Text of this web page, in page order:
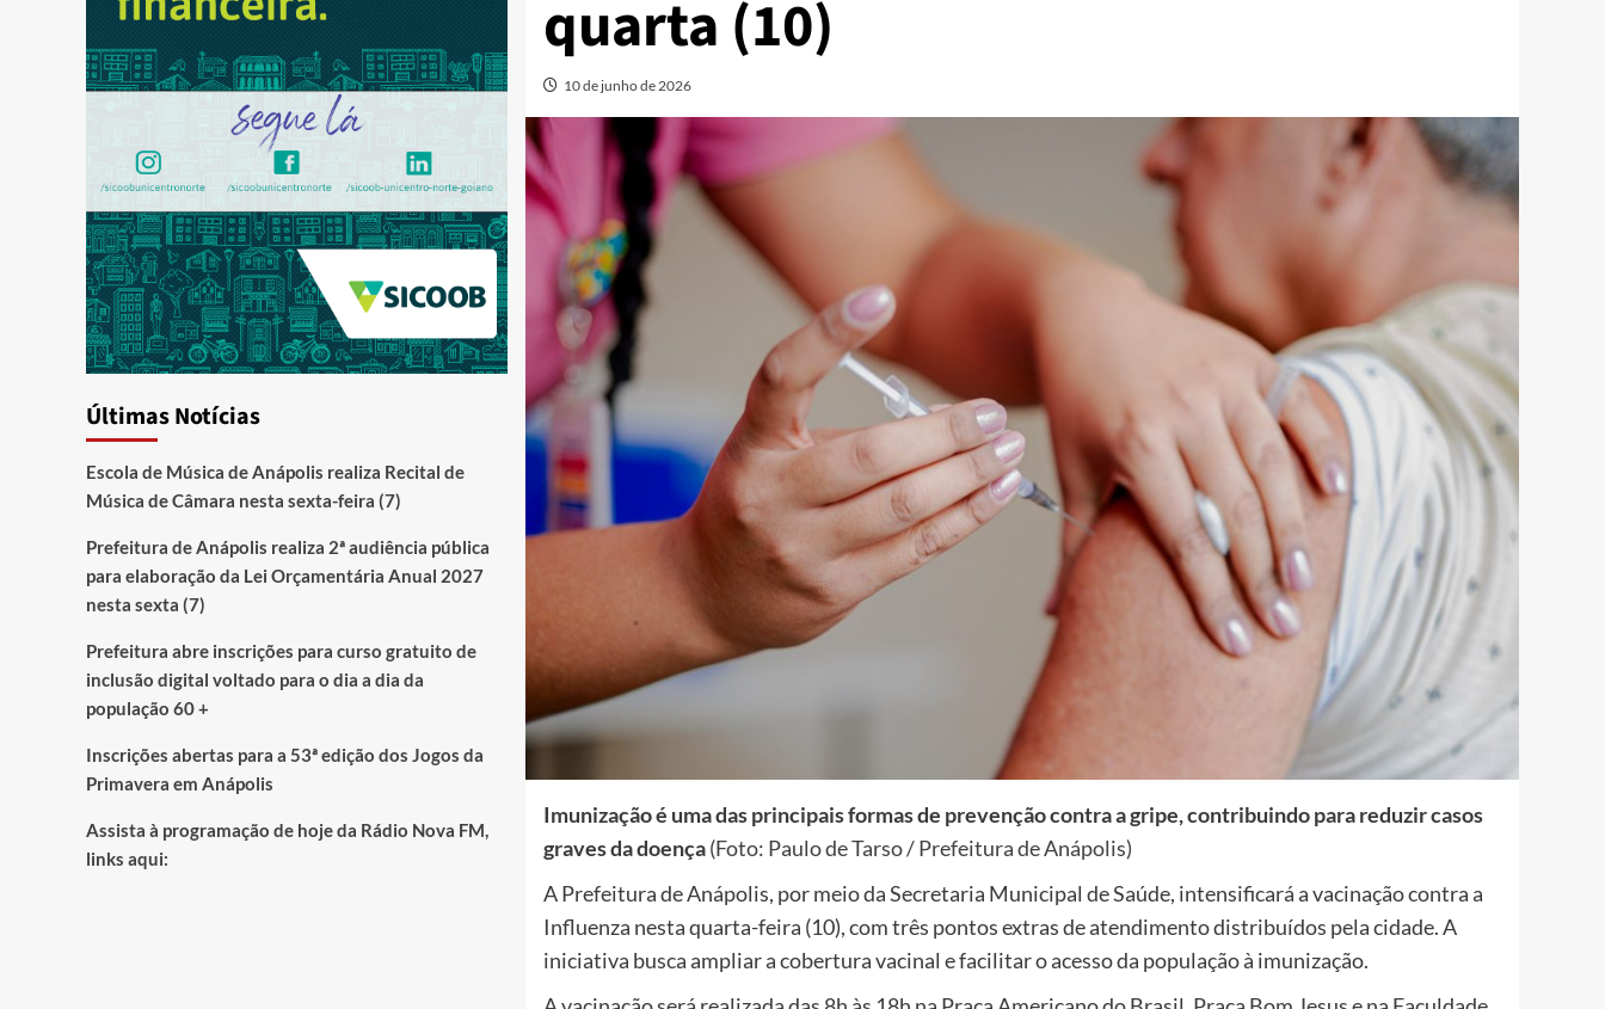
quarta (10)
10 de junho de 2026
Imunização é uma das principais formas de prevenção contra a gripe, contribuindo para reduzir casos
graves da doença (Foto: Paulo de Tarso / Prefeitura de Anápolis)
A Prefeitura de Anápolis, por meio da Secretaria Municipal de Saúde, intensificará a vacinação contra a
Influenza nesta quarta-feira (10), com três pontos extras de atendimento distribuídos pela cidade. A
iniciativa busca ampliar a cobertura vacinal e facilitar o acesso da população à imunização.
Últimas Notícias
Escola de Música de Anápolis realiza Recital de
Música de Câmara nesta sexta-feira (7)
Prefeitura de Anápolis realiza 2ª audiência pública
para elaboração da Lei Orçamentária Anual 2027
nesta sexta (7)
Prefeitura abre inscrições para curso gratuito de
inclusão digital voltado para o dia a dia da
população 60 +
Inscrições abertas para a 53ª edição dos Jogos da
Primavera em Anápolis
Assista à programação de hoje da Rádio Nova FM,
links aqui: